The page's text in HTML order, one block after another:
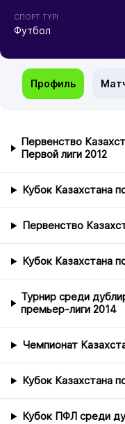
СПОРТ ТҮРІ
Футбол
Профиль
Первенство
Первой лиги 2012
Кубок Казахстана
Первенство
Кубок Казахстана
Турнир среди
премьер-лиги 2014
Чемпионат
Кубок Казахстана
Кубок ПФЛ среди